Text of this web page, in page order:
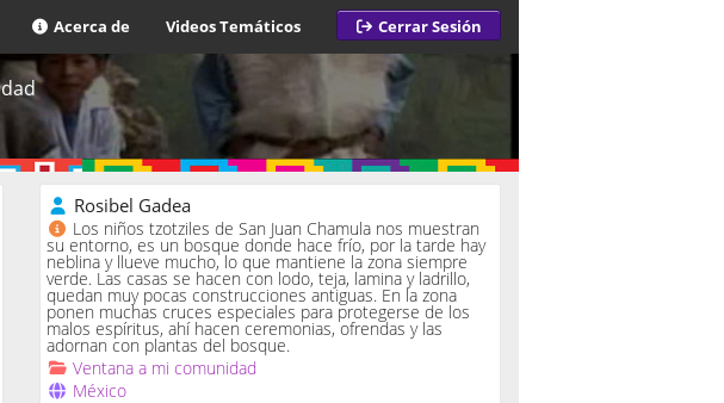
Acerca de Videos Temáticos Cerrar Sesión
Rosibel Gadea
Los niños tzotziles de San Juan Chamula nos muestran
su entorno, es un bosque donde hace frío, por la tarde hay
neblina y llueve mucho, lo que mantiene la zona siempre
verde. Las casas se hacen con lodo, teja, lamina y ladrillo,
quedan muy pocas construcciones antiguas. En la zona
ponen muchas cruces especiales para protegerse de los
malos espíritus, ahí hacen ceremonias, ofrendas y las
adornan con plantas del bosque.
Ventana a mi comunidad
México